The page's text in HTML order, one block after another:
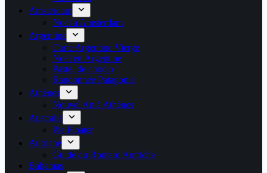
Amsterdam
Noël à Amsterdam
Argentine
Carte Argentine Vierge
Noël en Argentine
Pastel de choclo
Randonnée Patagonie
Athènes
Nouvel An à Athènes
Australie
Pie Floater
Autriche
Guide du Routard Autriche
Bahamas